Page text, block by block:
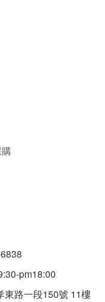
pm18:00
東路一段150號 11樓